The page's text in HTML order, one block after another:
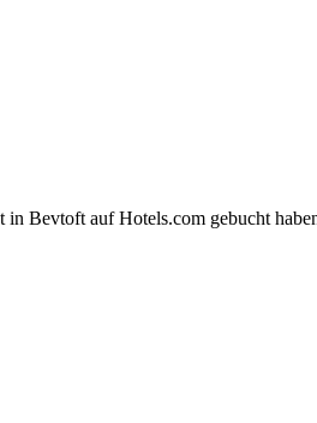
Bevtoft auf Hotels.com gebucht